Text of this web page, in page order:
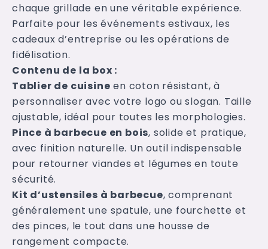
chaque grillade en une véritable expérience.
Parfaite pour les événements estivaux, les
cadeaux d’entreprise ou les opérations de
fidélisation.
Contenu de la box :
Tablier de cuisine en coton résistant, à
personnaliser avec votre logo ou slogan. Taille
ajustable, idéal pour toutes les morphologies.
Pince à barbecue en bois, solide et pratique,
avec finition naturelle. Un outil indispensable
pour retourner viandes et légumes en toute
sécurité.
Kit d’ustensiles à barbecue, comprenant
généralement une spatule, une fourchette et
des pinces, le tout dans une housse de
rangement compacte.